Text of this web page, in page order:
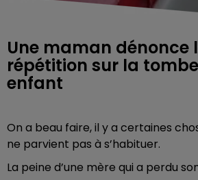
Une maman dénonce
répétition sur la
enfant
On a beau faire, il y a certaines
ne parvient pas à s’habituer.
La peine d’une mère qui a perdu